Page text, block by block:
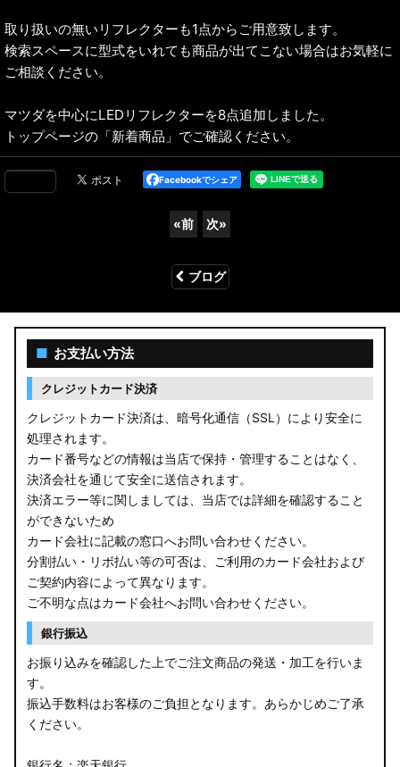
取り扱いの無いリフレクターも1点からご用意致します。
検索スペースに型式をいれても商品が出てこない場合はお気軽に
ご相談ください。
マツダを中心にLEDリフレクターを8点追加しました。
トップページの「新着商品」でご確認ください。
Facebookでシェア
«前 次»
ブログ
■ お支払い方法
クレジットカード決済
クレジットカード決済は、暗号化通信（SSL）により安全に
処理されます。
カード番号などの情報は当店で保持・管理することはなく、
決済会社を通じて安全に送信されます。
決済エラー等に関しましては、当店では詳細を確認すること
ができないため
カード会社に記載の窓口へお問い合わせください。
分割払い・リボ払い等の可否は、ご利用のカード会社および
ご契約内容によって異なります。
ご不明な点はカード会社へお問い合わせください。
銀行振込
お振り込みを確認した上でご注文商品の発送・加工を行いま
す。
振込手数料はお客様のご負担となります。あらかじめご了承
ください。